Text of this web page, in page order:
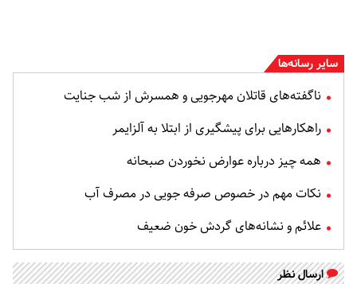
سایر رسانه‌ها
ناگفته‌های قاتلان مهرجویی و همسرش از شب جنایت
راهکارهایی برای پیشگیری از ابتلا به آلزایمر
همه چیز درباره عوارض نخوردن صبحانه
نکات مهم در خصوص صرفه جویی در مصرف آب
علائم و نشانه‌های گردش خون ضعیف
ارسال نظر